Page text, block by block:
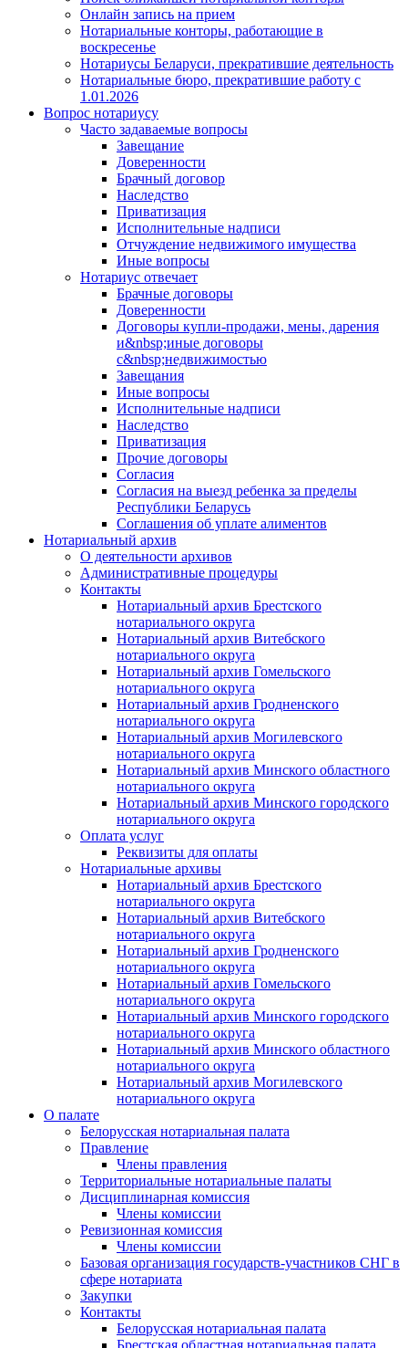
Онлайн запись на прием
Нотариальные конторы, работающие в
воскресенье
Нотариусы Беларуси, прекратившие деятельность
Нотариальные бюро, прекратившие работу с
1.01.2026
Вопрос нотариусу
Часто задаваемые вопросы
Завещание
Доверенности
Брачный договор
Наследство
Приватизация
Исполнительные надписи
Отчуждение недвижимого имущества
Иные вопросы
Нотариус отвечает
Брачные договоры
Доверенности
Договоры купли-продажи, мены, дарения
и&nbsp;иные договоры
с&nbsp;недвижимостью
Завещания
Иные вопросы
Исполнительные надписи
Наследство
Приватизация
Прочие договоры
Согласия
Согласия на выезд ребенка за пределы
Республики Беларусь
Соглашения об уплате алиментов
Нотариальный архив
О деятельности архивов
Административные процедуры
Контакты
Нотариальный архив Брестского
нотариального округа
Нотариальный архив Витебского
нотариального округа
Нотариальный архив Гомельского
нотариального округа
Нотариальный архив Гродненского
нотариального округа
Нотариальный архив Могилевского
нотариального округа
Нотариальный архив Минского областного
нотариального округа
Нотариальный архив Минского городского
нотариального округа
Оплата услуг
Реквизиты для оплаты
Нотариальные архивы
Нотариальный архив Брестского
нотариального округа
Нотариальный архив Витебского
нотариального округа
Нотариальный архив Гродненского
нотариального округа
Нотариальный архив Гомельского
нотариального округа
Нотариальный архив Минского городского
нотариального округа
Нотариальный архив Минского областного
нотариального округа
Нотариальный архив Могилевского
нотариального округа
О палате
Белорусская нотариальная палата
Правление
Члены правления
Территориальные нотариальные палаты
Дисциплинарная комиссия
Члены комиссии
Ревизионная комиссия
Члены комиссии
Базовая организация государств-участников СНГ в
сфере нотариата
Закупки
Контакты
Белорусская нотариальная палата